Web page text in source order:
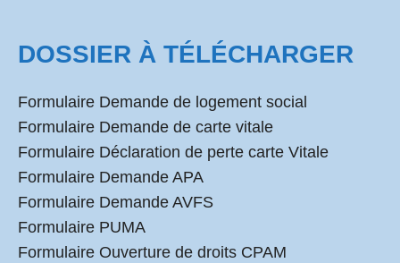
DOSSIER À TÉLÉCHARGER
Formulaire Demande de logement social
Formulaire Demande de carte vitale
Formulaire Déclaration de perte carte Vitale
Formulaire Demande APA
Formulaire Demande AVFS
Formulaire PUMA
Formulaire Ouverture de droits CPAM